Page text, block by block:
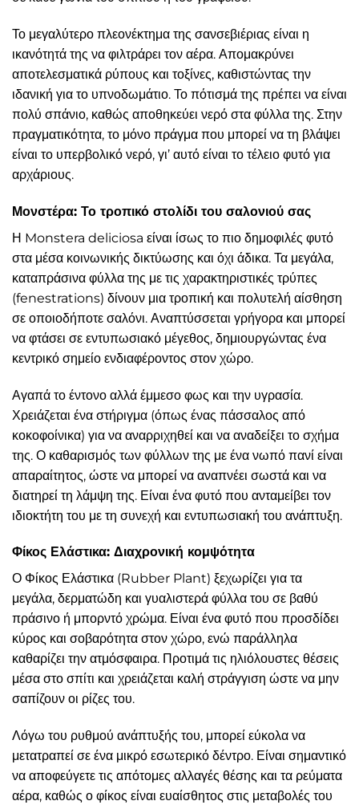
Το μεγαλύτερο πλεονέκτημα της σανσεβιέριας είναι η
ικανότητά της να φιλτράρει τον αέρα. Απομακρύνει
αποτελεσματικά ρύπους και τοξίνες, καθιστώντας την
ιδανική για το υπνοδωμάτιο. Το πότισμά της πρέπει να είναι
πολύ σπάνιο, καθώς αποθηκεύει νερό στα φύλλα της. Στην
πραγματικότητα, το μόνο πράγμα που μπορεί να τη βλάψει
είναι το υπερβολικό νερό, γι’ αυτό είναι το τέλειο φυτό για
αρχάριους.
Μονστέρα: Το τροπικό στολίδι του σαλονιού σας
Η Monstera deliciosa είναι ίσως το πιο δημοφιλές φυτό
στα μέσα κοινωνικής δικτύωσης και όχι άδικα. Τα μεγάλα,
καταπράσινα φύλλα της με τις χαρακτηριστικές τρύπες
(fenestrations) δίνουν μια τροπική και πολυτελή αίσθηση
σε οποιοδήποτε σαλόνι. Αναπτύσσεται γρήγορα και μπορεί
να φτάσει σε εντυπωσιακό μέγεθος, δημιουργώντας ένα
κεντρικό σημείο ενδιαφέροντος στον χώρο.
Αγαπά το έντονο αλλά έμμεσο φως και την υγρασία.
Χρειάζεται ένα στήριγμα (όπως ένας πάσσαλος από
κοκοφοίνικα) για να αναρριχηθεί και να αναδείξει το σχήμα
της. Ο καθαρισμός των φύλλων της με ένα νωπό πανί είναι
απαραίτητος, ώστε να μπορεί να αναπνέει σωστά και να
διατηρεί τη λάμψη της. Είναι ένα φυτό που ανταμείβει τον
ιδιοκτήτη του με τη συνεχή και εντυπωσιακή του ανάπτυξη.
Φίκος Ελάστικα: Διαχρονική κομψότητα
Ο Φίκος Ελάστικα (Rubber Plant) ξεχωρίζει για τα
μεγάλα, δερματώδη και γυαλιστερά φύλλα του σε βαθύ
πράσινο ή μπορντό χρώμα. Είναι ένα φυτό που προσδίδει
κύρος και σοβαρότητα στον χώρο, ενώ παράλληλα
καθαρίζει την ατμόσφαιρα. Προτιμά τις ηλιόλουστες θέσεις
μέσα στο σπίτι και χρειάζεται καλή στράγγιση ώστε να μην
σαπίζουν οι ρίζες του.
Λόγω του ρυθμού ανάπτυξής του, μπορεί εύκολα να
μετατραπεί σε ένα μικρό εσωτερικό δέντρο. Είναι σημαντικό
να αποφεύγετε τις απότομες αλλαγές θέσης και τα ρεύματα
αέρα, καθώς ο φίκος είναι ευαίσθητος στις μεταβολές του